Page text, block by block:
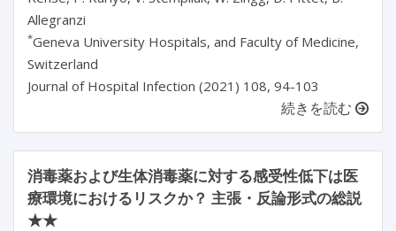
Allegranzi
*Geneva University Hospitals, and Faculty of Medicine,
Switzerland
Journal of Hospital Infection (2021) 108, 94-103
続きを読む
消毒薬および生体消毒薬に対する感受性低下は医
療環境におけるリスクか？ 主張・反論形式の総説
★★